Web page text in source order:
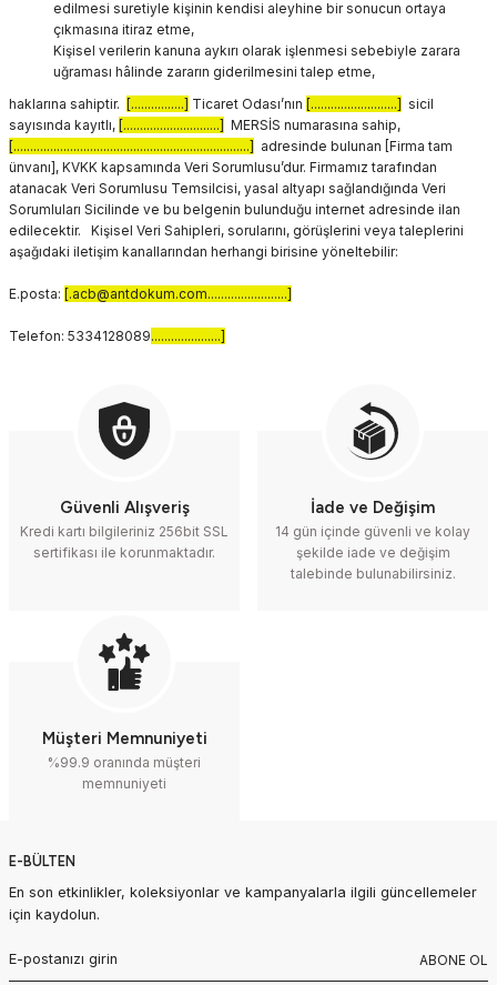
edilmesi suretiyle kişinin kendisi aleyhine bir sonucun ortaya
çıkmasına itiraz etme,
Kişisel verilerin kanuna aykırı olarak işlenmesi sebebiyle zarara
uğraması hâlinde zararın giderilmesini talep etme,
haklarına sahiptir. [................] Ticaret Odası’nın [..........................] sicil
sayısında kayıtlı, [.............................] MERSİS numarasına sahip,
[.......................................................................] adresinde bulunan [Firma tam
ünvanı], KVKK kapsamında Veri Sorumlusu’dur. Firmamız tarafından
atanacak Veri Sorumlusu Temsilcisi, yasal altyapı sağlandığında Veri
Sorumluları Sicilinde ve bu belgenin bulunduğu internet adresinde ilan
edilecektir. Kişisel Veri Sahipleri, sorularını, görüşlerini veya taleplerini
aşağıdaki iletişim kanallarından herhangi birisine yöneltebilir:
E.posta: [.acb@antdokum.com........................]
Telefon: 5334128089.....................]
Güvenli Alışveriş
Kredi kartı bilgileriniz 256bit SSL
sertifikası ile korunmaktadır.
İade ve Değişim
14 gün içinde güvenli ve kolay
şekilde iade ve değişim
talebinde bulunabilirsiniz.
Müşteri Memnuniyeti
%99.9 oranında müşteri
memnuniyeti
E-BÜLTEN
En son etkinlikler, koleksiyonlar ve kampanyalarla ilgili güncellemeler
için kaydolun.
ABONE OL